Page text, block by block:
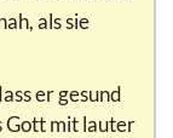
als sie
er gesund
Gott mit lauter